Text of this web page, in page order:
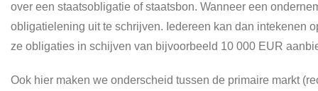
over een staatsobligatie of staatsbon. Wanneer een
obligatielening uit te schrijven. Iedereen kan dan intekenen
ze obligaties in schijven van bijvoorbeeld 10 000 EUR
Ook hier maken we onderscheid tussen de primaire markt